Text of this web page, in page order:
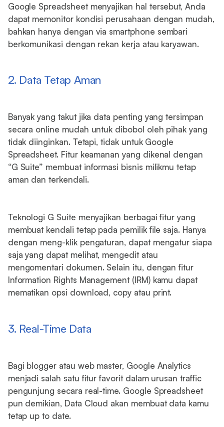
Google Spreadsheet menyajikan hal tersebut, Anda
dapat memonitor kondisi perusahaan dengan mudah,
bahkan hanya dengan via smartphone sembari
berkomunikasi dengan rekan kerja atau karyawan.
2. Data Tetap Aman
Banyak yang takut jika data penting yang tersimpan
secara online mudah untuk dibobol oleh pihak yang
tidak diinginkan. Tetapi, tidak untuk Google
Spreadsheet. Fitur keamanan yang dikenal dengan
“G Suite” membuat informasi bisnis milikmu tetap
aman dan terkendali.
Teknologi G Suite menyajikan berbagai fitur yang
membuat kendali tetap pada pemilik file saja. Hanya
dengan meng-klik pengaturan, dapat mengatur siapa
saja yang dapat melihat, mengedit atau
mengomentari dokumen. Selain itu, dengan fitur
Information Rights Management (IRM) kamu dapat
mematikan opsi download, copy atau print.
3. Real-Time Data
Bagi blogger atau web master, Google Analytics
menjadi salah satu fitur favorit dalam urusan traffic
pengunjung secara real-time. Google Spreadsheet
pun demikian, Data Cloud akan membuat data kamu
tetap up to date.